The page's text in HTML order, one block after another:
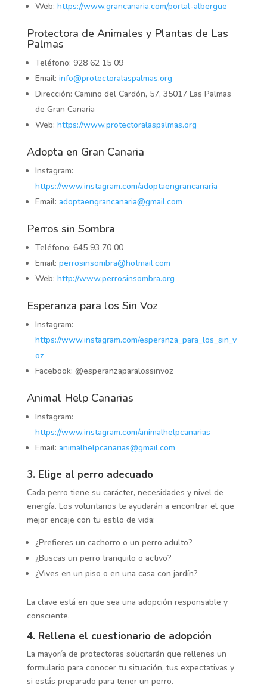
Web: https://www.grancanaria.com/portal-albergue
Protectora de Animales y Plantas de Las
Palmas
Teléfono: 928 62 15 09
Email: info@protectoralaspalmas.org
Dirección: Camino del Cardón, 57, 35017 Las Palmas
de Gran Canaria
Web: https://www.protectoralaspalmas.org
Adopta en Gran Canaria
Instagram:
https://www.instagram.com/adoptaengrancanaria
Email: adoptaengrancanaria@gmail.com
Perros sin Sombra
Teléfono: 645 93 70 00
Email: perrosinsombra@hotmail.com
Web: http://www.perrosinsombra.org
Esperanza para los Sin Voz
Instagram:
https://www.instagram.com/esperanza_para_los_sin_v
oz
Facebook: @esperanzaparalossinvoz
Animal Help Canarias
Instagram:
https://www.instagram.com/animalhelpcanarias
Email: animalhelpcanarias@gmail.com
3. Elige al perro adecuado
Cada perro tiene su carácter, necesidades y nivel de
energía. Los voluntarios te ayudarán a encontrar el que
mejor encaje con tu estilo de vida:
¿Prefieres un cachorro o un perro adulto?
¿Buscas un perro tranquilo o activo?
¿Vives en un piso o en una casa con jardín?
La clave está en que sea una adopción responsable y
consciente.
4. Rellena el cuestionario de adopción
La mayoría de protectoras solicitarán que rellenes un
formulario para conocer tu situación, tus expectativas y
si estás preparado para tener un perro.